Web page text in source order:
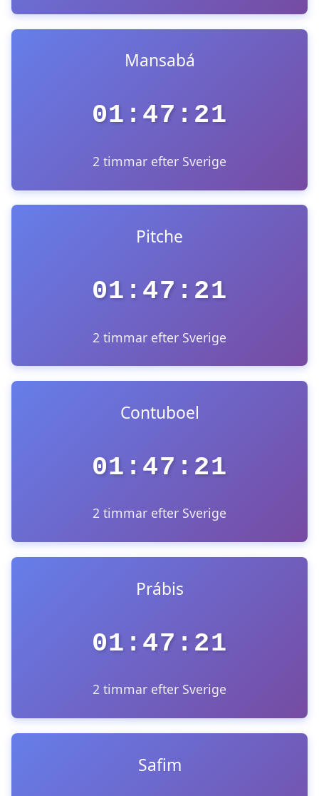
Mansabá
01:47:21
2 timmar efter Sverige
Pitche
01:47:21
2 timmar efter Sverige
Contuboel
01:47:21
2 timmar efter Sverige
Prábis
01:47:21
2 timmar efter Sverige
Safim